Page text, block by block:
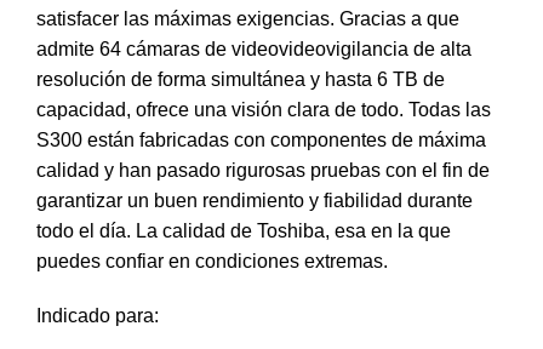
satisfacer las máximas exigencias. Gracias a que
admite 64 cámaras de videovideovigilancia de alta
resolución de forma simultánea y hasta 6 TB de
capacidad, ofrece una visión clara de todo. Todas las
S300 están fabricadas con componentes de máxima
calidad y han pasado rigurosas pruebas con el fin de
garantizar un buen rendimiento y fiabilidad durante
todo el día. La calidad de Toshiba, esa en la que
puedes confiar en condiciones extremas.
Indicado para: